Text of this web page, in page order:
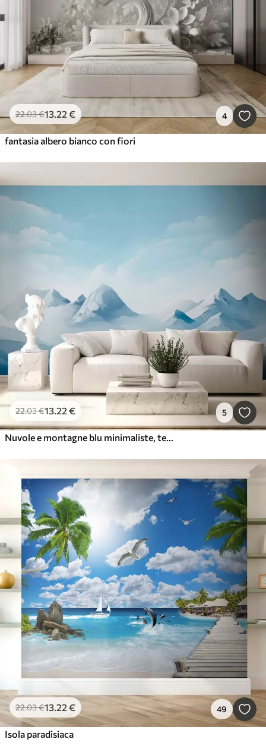
22.03€13.22€ 4
fantasia albero bianco con fiori
22.03€13.22 € 5
Nuvole e montagne blu minimaliste, tempo gelido
22.03€13.22 € 49
Isola paradisiaca